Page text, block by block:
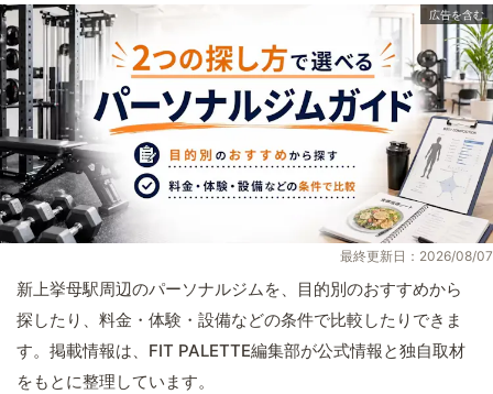
最終更新日：2026/08/07
新上挙母駅周辺のパーソナルジムを、目的別のおすすめから
探したり、料金・体験・設備などの条件で比較したりできま
す。掲載情報は、FIT PALETTE編集部が公式情報と独自取材
をもとに整理しています。